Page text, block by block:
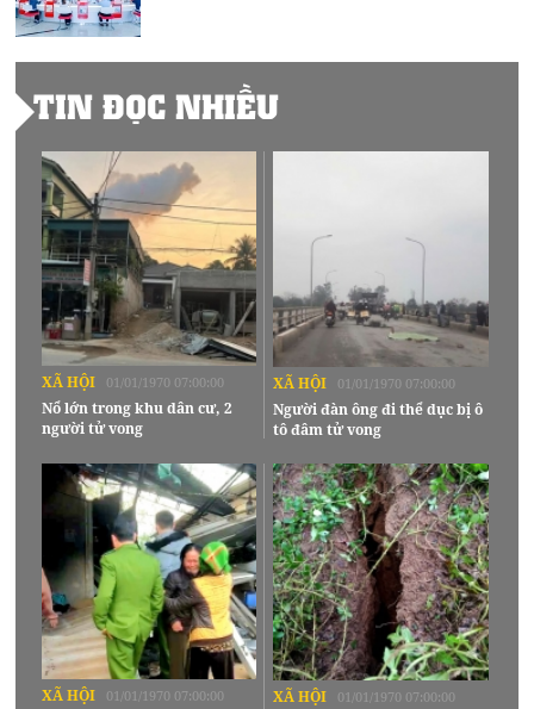
TIN ĐỌC NHIỀU
XÃ HỘI 01/01/1970 07:00:00
Nổ lớn trong khu dân cư, 2
người tử vong
XÃ HỘI 01/01/1970 07:00:00
Người đàn ông đi thể dục bị ô
tô đâm tử vong
XÃ HỘI 01/01/1970 07:00:00 XÃ HỘI 01/01/1970 07:00:00